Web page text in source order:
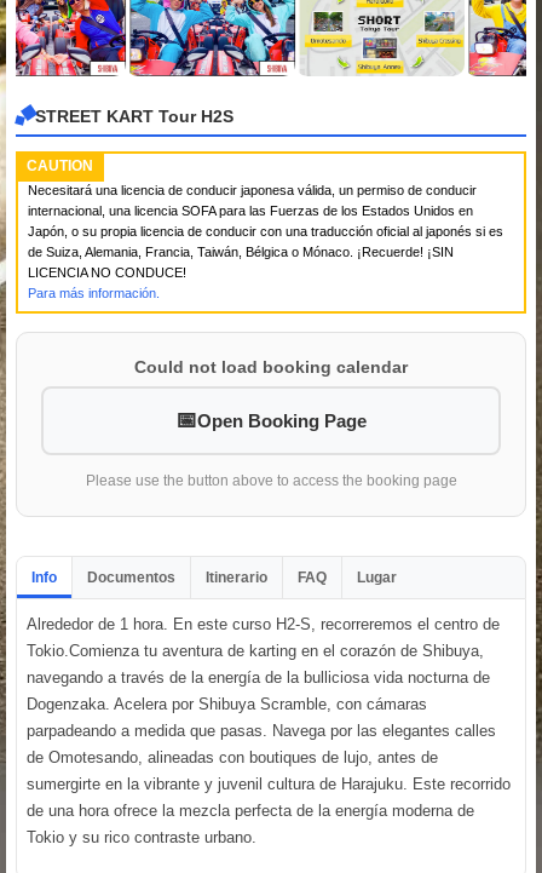
STREET KART Tour H2S
CAUTION
Necesitará una licencia de conducir japonesa válida, un permiso de conducir
internacional, una licencia SOFA para las Fuerzas de los Estados Unidos en
Japón, o su propia licencia de conducir con una traducción oficial al japonés si es
de Suiza, Alemania, Francia, Taiwán, Bélgica o Mónaco. ¡Recuerde! ¡SIN
LICENCIA NO CONDUCE!
Para más información.
Could not load booking calendar
Open Booking Page
Please use the button above to access the booking page
Info Documentos Itinerario FAQ Lugar
Alrededor de 1 hora. En este curso H2-S, recorreremos el centro de
Tokio.Comienza tu aventura de karting en el corazón de Shibuya,
navegando a través de la energía de la bulliciosa vida nocturna de
Dogenzaka. Acelera por Shibuya Scramble, con cámaras
parpadeando a medida que pasas. Navega por las elegantes calles
de Omotesando, alineadas con boutiques de lujo, antes de
sumergirte en la vibrante y juvenil cultura de Harajuku. Este recorrido
de una hora ofrece la mezcla perfecta de la energía moderna de
Tokio y su rico contraste urbano.